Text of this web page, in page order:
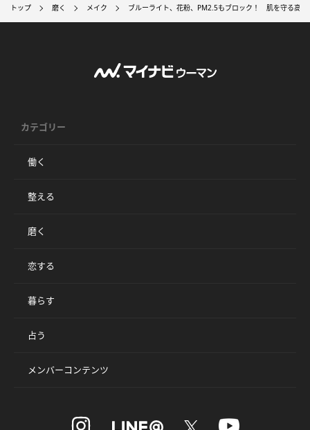
トップ 磨く メイク ブルーライト、花粉、PM2.5もブロック！ 肌を守る高機
カテゴリー
働く
整える
磨く
恋する
暮らす
占う
メンバーコンテンツ